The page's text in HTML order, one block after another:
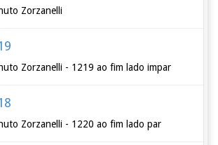
Zorzanelli
Zorzanelli - 1219 ao fim lado impar
Zorzanelli - 1220 ao fim lado par